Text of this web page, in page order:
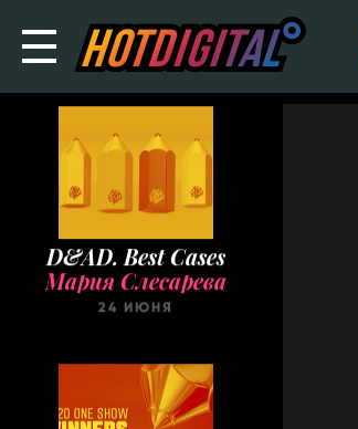
D&AD. Best Cases
24 ИЮНЯ